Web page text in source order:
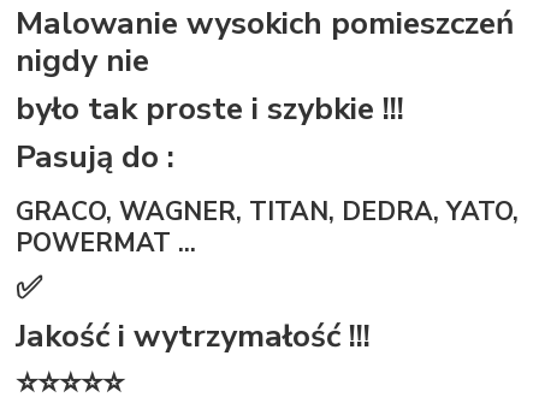
Malowanie wysokich pomieszczeń
nigdy nie
było tak proste i szybkie !!!
Pasują do :
GRACO, WAGNER, TITAN, DEDRA, YATO,
POWERMAT ...
✅
Jakość i wytrzymałość !!!
⭐⭐⭐⭐⭐